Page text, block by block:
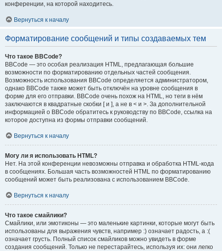
конференции, на которой находитесь.
Вернуться к началу
Форматирование сообщений и типы создаваемых тем
Что такое BBCode?
BBCode — это особая реализация HTML, предлагающая большие
возможности по форматированию отдельных частей сообщения.
Возможность использования BBCode определяется администратором,
однако BBCode также может быть отключён на уровне сообщения в
форме для его отправки. BBCode очень похож на HTML, но теги в нём
заключаются в квадратные скобки [ и ], а не в < и >. За дополнительной
информацией о BBCode обратитесь к руководству по BBCode, ссылка на
которое доступна из формы отправки сообщений.
Вернуться к началу
Могу ли я использовать HTML?
Нет. На этой конференции невозможны отправка и обработка HTML-кода
в сообщениях. Большая часть возможностей HTML по форматированию
сообщений может быть реализована с использованием BBCode.
Вернуться к началу
Что такое смайлики?
Смайлики, или эмотиконы — это маленькие картинки, которые могут быть
использованы для выражения чувств, например :) означает радость, а :(
означает грусть. Полный список смайликов можно увидеть в форме
создания сообщений. Только не перестарайтесь, используя их: они легко